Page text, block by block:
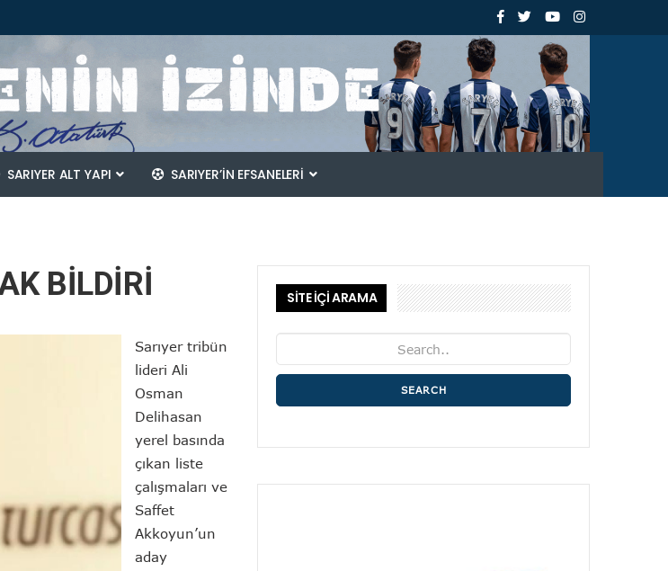
SARIYER ALT YAPI SARIYER’IN EFSANELERI
BİLDİRİ
Sarıyer tribün
lideri Ali
Osman
Delihasan
yerel basında
çıkan liste
çalışmaları ve
Saffet
Akkoyun’un
aday
SİTE İÇİ ARAMA
SEARCH